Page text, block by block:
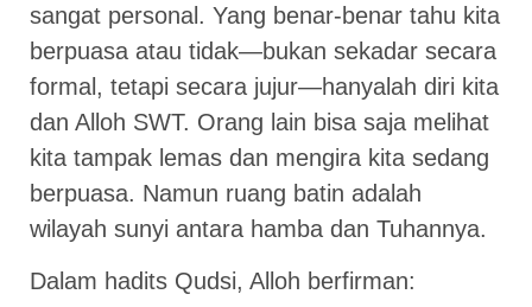
sangat personal. Yang benar-benar tahu kita
berpuasa atau tidak—bukan sekadar secara
formal, tetapi secara jujur—hanyalah diri kita
dan Alloh SWT. Orang lain bisa saja melihat
kita tampak lemas dan mengira kita sedang
berpuasa. Namun ruang batin adalah
wilayah sunyi antara hamba dan Tuhannya.
Dalam hadits Qudsi, Alloh berfirman: